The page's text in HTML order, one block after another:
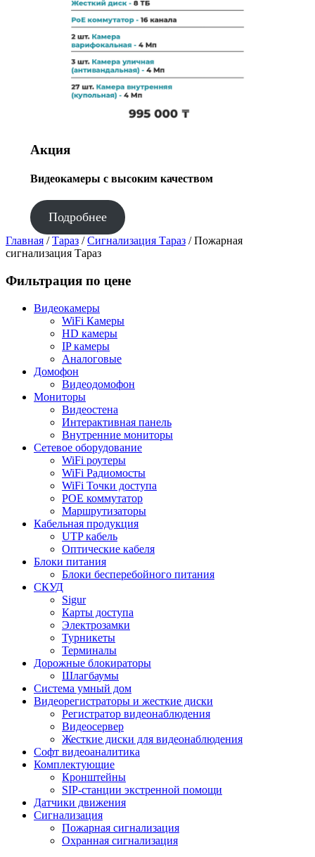
Акция
Видеокамеры с высоким качеством
Подробнее
Главная /Тараз /Сигнализация Тараз / Пожарная
сигнализация Тараз
Фильтрация по цене
Видеокамеры
WiFi Камеры
HD камеры
IP камеры
Аналоговые
Домофон
Видеодомофон
Мониторы
Видеостена
Интерактивная панель
Внутренние мониторы
Сетевое оборудование
WiFi роутеры
WiFi Радиомосты
WiFi Точки доступа
POE коммутатор
Маршрутизаторы
Кабельная продукция
UTP кабель
Оптические кабеля
Блоки питания
Блоки бесперебойного питания
СКУД
Sigur
Карты доступа
Электрозамки
Турникеты
Терминалы
Дорожные блокираторы
Шлагбаумы
Cистема умный дом
Видеорегистраторы и жесткие диски
Регистратор видеонаблюдения
Видеосервер
Жесткие диски для видеонаблюдения
Софт видеоаналитика
Комплектующие
Кронштейны
SIP-станции экстренной помощи
Датчики движения
Сигнализация
Пожарная сигнализация
Охранная сигнализация